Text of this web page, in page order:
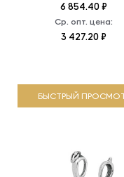
6 854.40 ₽
Ср. опт. цена:
3 427.20 ₽
БЫСТРЫЙ